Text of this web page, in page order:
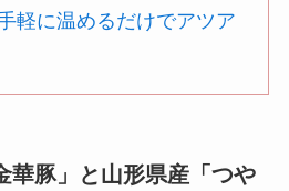
軽に温めるだけでアツア
華豚」と山形県産「つや